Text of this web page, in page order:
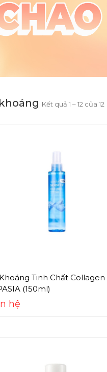
Kết quả 1 – 12 của 12
Tinh Chất Collagen
(150ml)
hệ